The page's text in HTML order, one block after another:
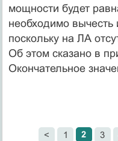
мощности будет
необходимо вычесть
поскольку на ЛА
Об этом сказано в
Окончательное
< 1 2 3